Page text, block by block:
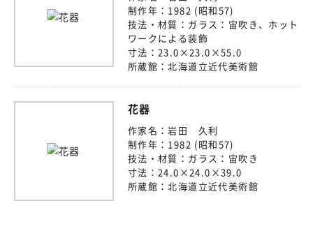
制作年： 1982 (昭和57)
技法・材質： ガラス：宙吹き、ホット
ワークによる装飾
寸法： 23.0×23.0×55.0
所蔵館：北海道立近代美術館
花器
作家名：岩田 久利
制作年： 1982 (昭和57)
技法・材質： ガラス：宙吹き
寸法： 24.0×24.0×39.0
所蔵館：北海道立近代美術館